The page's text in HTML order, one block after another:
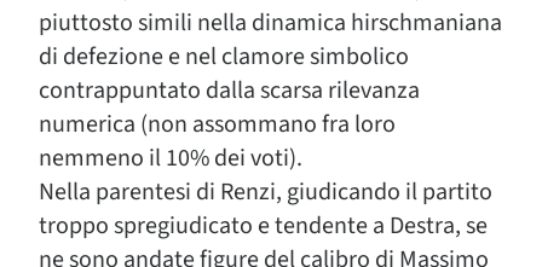
piuttosto simili nella dinamica hirschmaniana
di defezione e nel clamore simbolico
contrappuntato dalla scarsa rilevanza
numerica (non assommano fra loro
nemmeno il 10% dei voti).
Nella parentesi di Renzi, giudicando il partito
troppo spregiudicato e tendente a Destra, se
ne sono andate figure del calibro di Massimo